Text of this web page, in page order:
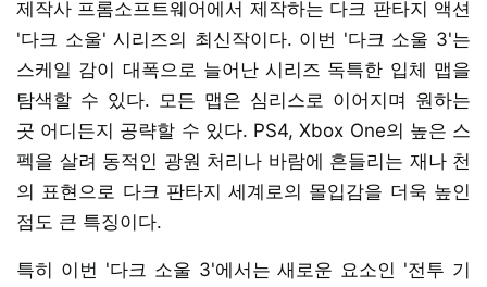
제작사 프롬소프트웨어에서 제작하는 다크 판타지 액션
'다크 소울' 시리즈의 최신작이다. 이번 '다크 소울 3'는
스케일 감이 대폭으로 늘어난 시리즈 독특한 입체 맵을
탐색할 수 있다. 모든 맵은 심리스로 이어지며 원하는
곳 어디든지 공략할 수 있다. PS4, Xbox One의 높은 스
펙을 살려 동적인 광원 처리나 바람에 흔들리는 재나 천
의 표현으로 다크 판타지 세계로의 몰입감을 더욱 높인
점도 큰 특징이다.
특히 이번 '다크 소울 3'에서는 새로운 요소인 '전투 기